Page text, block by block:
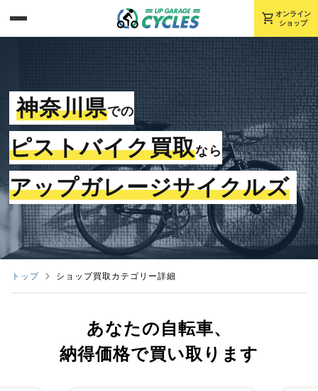
shopping_cart オンライン
ショップ
神奈川県での
ピストバイク買取なら
アップガレージサイクルズ
トップ ショップ買取カテゴリー詳細
あなたの自転車、
納得価格で買い取ります